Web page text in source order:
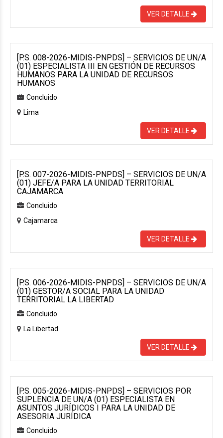
VER DETALLE
[P.S. 008-2026-MIDIS-PNPDS] – SERVICIOS DE UN/A
(01) ESPECIALISTA III EN GESTIÓN DE RECURSOS
HUMANOS PARA LA UNIDAD DE RECURSOS
HUMANOS
Concluido
Lima
VER DETALLE
[P.S. 007-2026-MIDIS-PNPDS] – SERVICIOS DE UN/A
(01) JEFE/A PARA LA UNIDAD TERRITORIAL
CAJAMARCA
Concluido
Cajamarca
VER DETALLE
[P.S. 006-2026-MIDIS-PNPDS] – SERVICIOS DE UN/A
(01) GESTOR/A SOCIAL PARA LA UNIDAD
TERRITORIAL LA LIBERTAD
Concluido
La Libertad
VER DETALLE
[P.S. 005-2026-MIDIS-PNPDS] – SERVICIOS POR
SUPLENCIA DE UN/A (01) ESPECIALISTA EN
ASUNTOS JURÍDICOS I PARA LA UNIDAD DE
ASESORIA JURÍDICA
Concluido